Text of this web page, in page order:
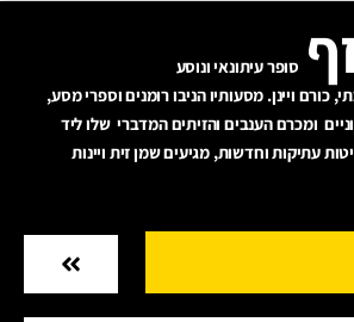
סופר עיתונאי ונוסע
כורם ויינן. מסעותיו הניבו רומנים וספרי מסע,
ומכרם הענבים והזיתים המדברי שלו ליד
עתיקות וחדשות, מגיעים שמן זית ויינות